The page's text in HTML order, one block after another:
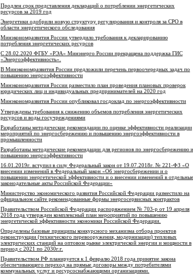
Продлен срок представления деклараций о потреблении энергетических
ресурсов за 2019 год
Энергетики одобрили новую структуру регулирования и контроля за СРО в
области энергетического обследования
Минэкономразвития России утвердило требования к декларированию
потребления энергетических ресурсов
С 28.02.2020 ФГБУ «РЭА» Минэнерго России прекращена поддержка ГИС
«Энергоэффективность».
В Минэкономразвития России предложили перечень первоочередных задач по
повышению энергоэффективности
Минэкономразвития России разместило план проведения плановых проверок
юридических лиц и индивидуальных предпринимателей на 2020 год
Минэкономразвития России опубликовал госдоклад по энергоэффективности
Утверждены требования к снижению объемов потребления энергетических
ресурсов и воды госучреждениями
Разработаны методические рекомендации по оценке эффективности реализации
мероприятий по энергосбережению и повышению энергоэффективности в
промышленности
Разработаны методические рекомендации для регионов по энергосбережению и
повышению энергоэффективности
16.01.2019г. вступил в силу Федеральный закон от 19.07.2018г. № 221-ФЗ «О
внесении изменений в Федеральный закон «Об энергосбережении и о
повышении энергетической эффективности и о внесении изменений в отдельные
законодательные акты Российской Федерации»
Министерство экономического развития Российской Федерации разместило на
официальном сайте рекомендованные формы энергосервисных контрактов
Правительством Российской Федерации распоряжением № 703-р от 19 апреля
2018 года утвержден комплексный план мероприятий по повышению
энергетической эффективности экономики Российской Федерации.
Определены базовые принципы конкурсного механизма отбора проектов
реконструкции (технического перевооружения, модернизации) тепловых
электрических станций на оптовом рынке электрической энергии и мощности в
период с 2021 по 2030г.г.
Правительством РФ планируется к 1 февралю 2018 года принятие закона
обеспечивающего переход на прямые договоры между потребителями
коммунальных услуг и ресурсоснабжающими организациями.